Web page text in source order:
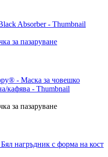
за пазаруване
за пазаруване